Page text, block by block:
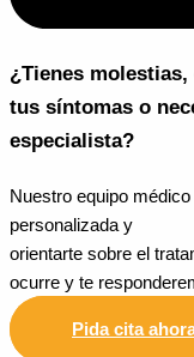
¿Tienes
tus síntomas o
especialista?
Nuestro equipo
personalizada y
orientarte sobre el
ocurre y te
Pida cita